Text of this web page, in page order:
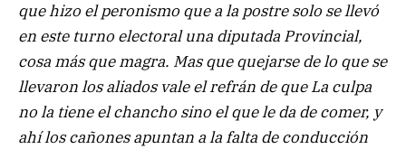
que hizo el peronismo que a la postre solo se llevó
en este turno electoral una diputada Provincial,
cosa más que magra. Mas que quejarse de lo que se
llevaron los aliados vale el refrán de que La culpa
no la tiene el chancho sino el que le da de comer, y
ahí los cañones apuntan a la falta de conducción